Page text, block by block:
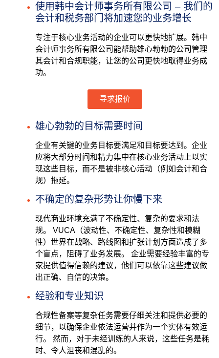
使用韩中会计师事务所有限公司 – 我们的
会计和税务部门将加速您的业务增长
专注于核心业务活动的企业可以更快地扩展。韩中
会计师事务所有限公司能帮助雄心勃勃的公司管理
其会计和合规职能，让您的公司更快地取得业务成
功。
寻求报价
雄心勃勃的目标需要时间
企业有关键的业务目标要满足和目标要达到。企业
应将大部分时间和精力集中在核心业务活动上以实
现这些目标，而不是被非核心活动（例如会计和合
规）拖延。
不确定的复杂形势让你慢下来
现代商业环境充满了不确定性、复杂的要求和法
规。 VUCA（波动性、不确定性、复杂性和模糊
性）世界在战略、路线图和扩张计划方面造成了多
个盲点，阻碍了业务发展。 企业需要经验丰富的专
家提供值得信赖的建议，他们可以依靠这些建议做
出正确、自信的决策。
经验和专业知识
合规性备案等复杂任务需要仔细关注和提供必要的
细节，以确保企业依法运营并作为一个实体有效运
行。 然而，对于未经训练的人来说，这些任务是耗
时、令人沮丧和混乱的。